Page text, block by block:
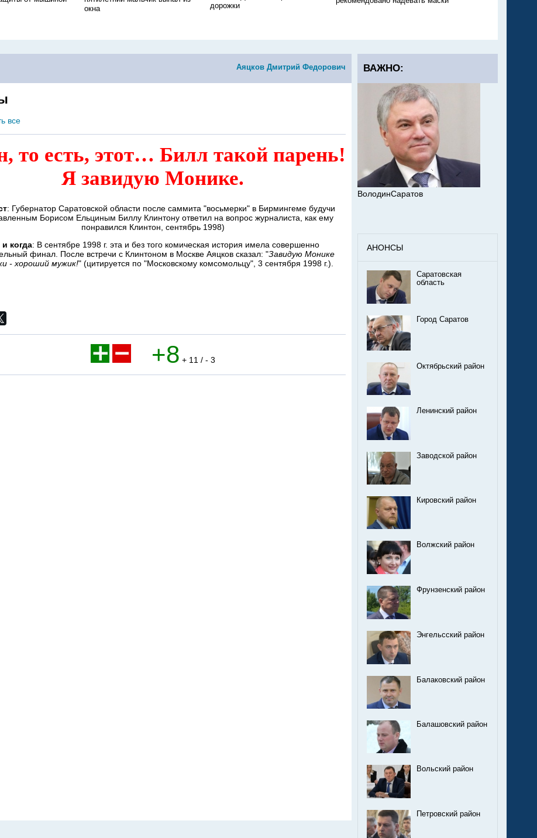
окна
дорожки
Аяцков Дмитрий Федорович
все
то есть, этот… Билл такой парень!
Я завидую Монике.
: Губернатор Саратовской области после саммита "восьмерки" в Бирмингеме будучи
Борисом Ельциным Биллу Клинтону ответил на вопрос журналиста, как ему
понравился Клинтон, сентябрь 1998)
и когда: В сентябре 1998 г. эта и без того комическая история имела совершенно
финал. После встречи с Клинтоном в Москве Аяцков сказал: "Завидую Монике
- хороший мужик!" (цитируется по "Московскому комсомольцу", 3 сентября 1998 г.).
+8 + 11 / - 3
ВАЖНО:
ВолодинСаратов
АНОНСЫ
Саратовская
область
Город Саратов
Октябрьский район
Ленинский район
Заводской район
Кировский район
Волжский район
Фрунзенский район
Энгельсский район
Балаковский район
Балашовский район
Вольский район
Петровский район